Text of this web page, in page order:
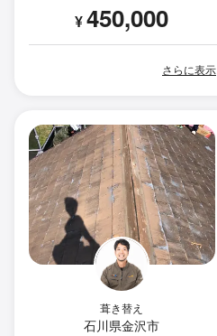
¥450,000
さらに表示
葺き替え
石川県金沢市